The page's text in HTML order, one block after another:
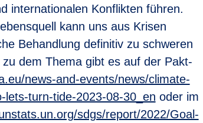
internationalen Konflikten führen.
kann uns aus Krisen
Behandlung definitiv zu schweren
dem Thema gibt es auf der Pakt-
news-and-events/news/climate-
turn-tide-2023-08-30_en oder im
sdgs/report/2022/Goal-